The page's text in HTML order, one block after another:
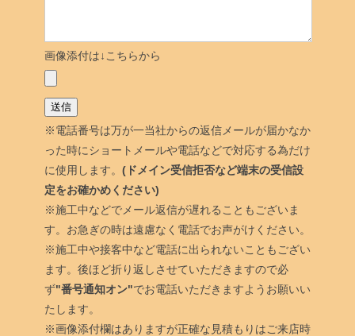
画像添付は↓こちらから
※電話番号は万が一当社からの返信メールが届かなか
った時にショートメールや電話などで対応する為だけ
に使用します。 (ドメイン受信拒否など端末の受信設
定をお確かめください)
※施工中などでメール返信が遅れることもございま
す。お急ぎの時は遠慮なく電話でお声がけください。
※施工中や接客中など電話に出られないこともござい
ます。後ほど折り返しさせていただきますので必
ず"番号通知オン"でお電話いただきますようお願いい
たします。
※画像添付欄はありますが正確な見積もりはご来店時